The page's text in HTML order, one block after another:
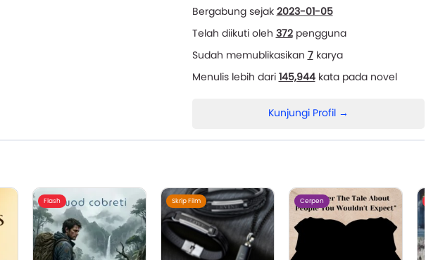
Bergabung sejak 2023-01-05
Telah diikuti oleh 372pengguna
Sudah memublikasikan 7karya
Menulis lebih dari 145,944kata pada novel
Kunjungi Profil →
Flash Skrip Film Cerpen